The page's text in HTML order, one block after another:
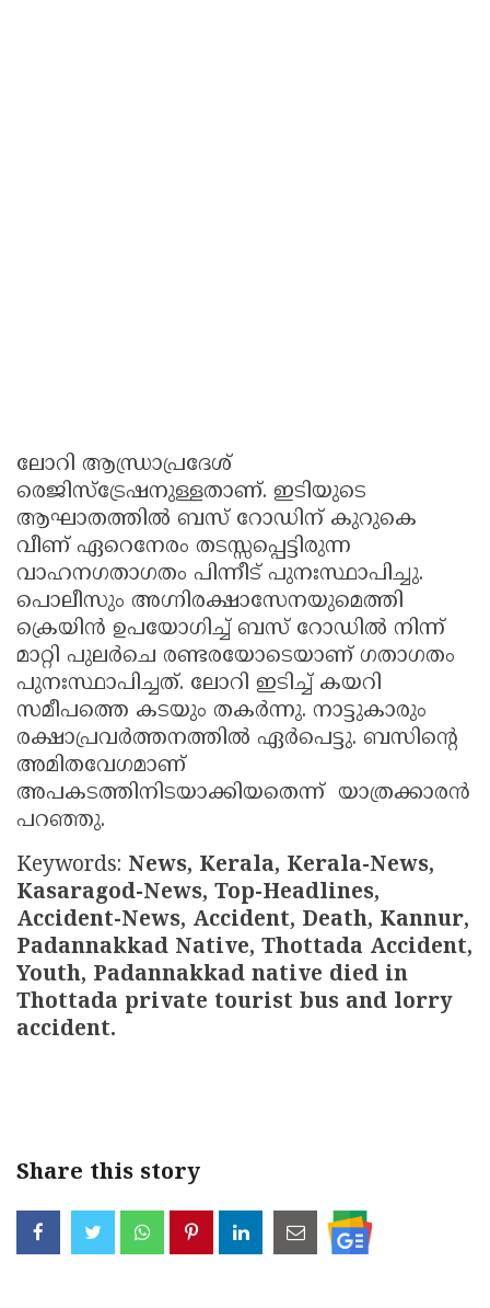
ലോറി ആന്ധ്രാപ്രദേശ്
രെജിസ്ട്രേഷനുള്ളതാണ്. ഇടിയുടെ
ആഘാതത്തില്‍ ബസ് റോഡിന് കുറുകെ
വീണ് ഏറെനേരം തടസ്സപ്പെട്ടിരുന്ന
വാഹനഗതാഗതം പിന്നീട് പുനഃസ്ഥാപിച്ചു.
പൊലീസും അഗ്നിരക്ഷാസേനയുമെത്തി
ക്രെയിന്‍ ഉപയോഗിച്ച് ബസ് റോഡില്‍ നിന്ന്
മാറ്റി പുലര്‍ചെ രണ്ടരയോടെയാണ് ഗതാഗതം
പുനഃസ്ഥാപിച്ചത്. ലോറി ഇടിച്ച് കയറി
സമീപത്തെ കടയും തകര്‍ന്നു. നാട്ടുകാരും
രക്ഷാപ്രവര്‍ത്തനത്തില്‍ ഏര്‍പെട്ടു. ബസിന്റെ
അമിതവേഗമാണ്
അപകടത്തിനിടയാക്കിയതെന്ന് യാത്രക്കാരന്‍
പറഞ്ഞു.
Keywords: News, Kerala, Kerala-News,
Kasaragod-News, Top-Headlines,
Accident-News, Accident, Death, Kannur,
Padannakkad Native, Thottada Accident,
Youth, Padannakkad native died in
Thottada private tourist bus and lorry
accident.
Share this story